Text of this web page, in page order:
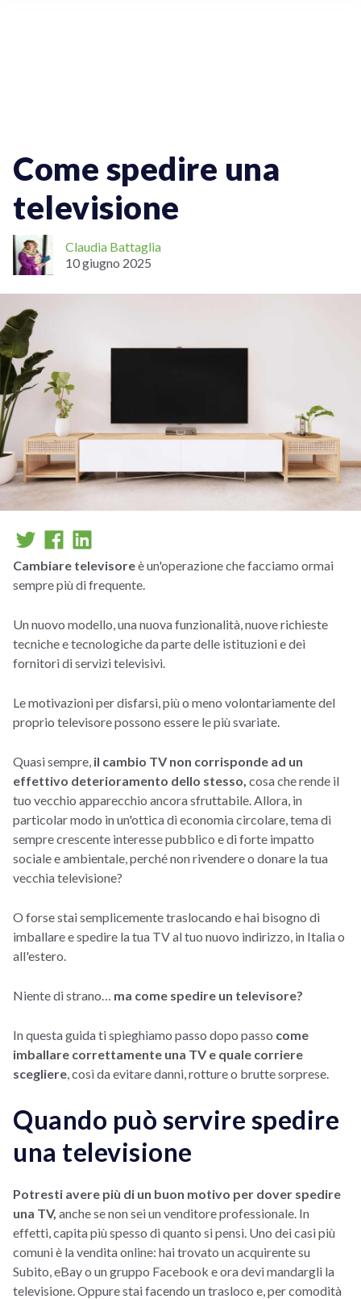
Come spedire una
televisione
Claudia Battaglia
10 giugno 2025
Cambiare televisoreè un'operazione che facciamo ormai
sempre più di frequente.
Un nuovo modello, una nuova funzionalità, nuove richieste
tecniche e tecnologiche da parte delle istituzioni e dei
fornitori di servizi televisivi.
Le motivazioni per disfarsi, più o meno volontariamente del
proprio televisore possono essere le più svariate.
Quasi sempre, il cambio TV non corrisponde ad un
effettivo deterioramento dello stesso, cosa che rende il
tuo vecchio apparecchio ancora sfruttabile. Allora, in
particolar modo in un'ottica di economia circolare, tema di
sempre crescente interesse pubblico e di forte impatto
sociale e ambientale, perché non rivendere o donare la tua
vecchia televisione?
O forse stai semplicemente traslocando e hai bisogno di
imballare e spedire la tua TV al tuo nuovo indirizzo, in Italia o
all'estero.
Niente di strano… ma come spedire un televisore?
In questa guida ti spieghiamo passo dopo passo come
imballare correttamente una TV e quale corriere
scegliere , così da evitare danni, rotture o brutte sorprese.
Quando può servire spedire
una televisione
Potresti avere più di un buon motivo per dover spedire
una TV, anche se non sei un venditore professionale. In
effetti, capita più spesso di quanto si pensi. Uno dei casi più
comuni è la vendita online: hai trovato un acquirente su
Subito, eBay o un gruppo Facebook e ora devi mandargli la
televisione. Oppure stai facendo un trasloco e, per comodità